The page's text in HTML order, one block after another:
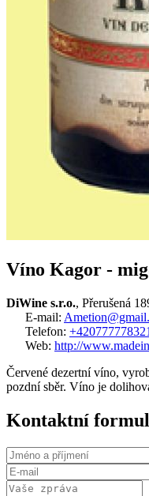
Víno Kagor -
DiWine s.r.o., Přerušená
E-mail:
Telefon: +420777778321
Web: http://
Červené dezertní víno,
pozdní sběr. Víno je
Kontaktní